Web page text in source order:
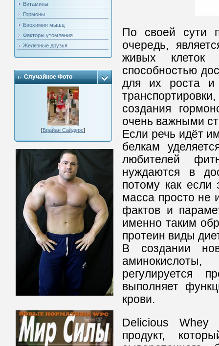
Витамины
Гормоны
Биохимия мышц
Факторы утомления
Железные друзья
Случайное Фото
[Брайан Сайдерс]
По своей сути
очередь,
живых клеток
способностью
для их роста и
создания
очень важными
Если речь идёт
белкам
любителей
нуждаются в
потому как если
масса просто не
фактов и
именно таким
протеин виды
В создании
регулируется
выполняет
крови.
Delicious Whey
продукт,